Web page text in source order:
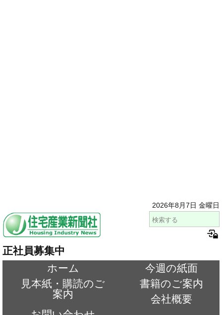
2026年8月7日 金曜日
正社員募集中
ホーム
今週の紙面
見本紙・購読のご
案内
書籍のご案内
会社概要